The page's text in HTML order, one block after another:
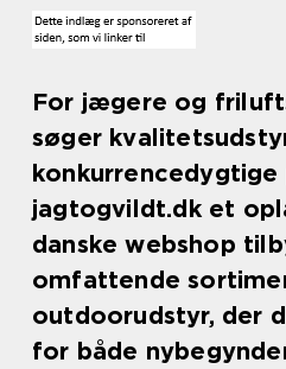
For jægere og
søger
konkurrencedygtige
jagtogvildt.dk et
danske webshop
omfattende
outdoorudstyr, der
for både